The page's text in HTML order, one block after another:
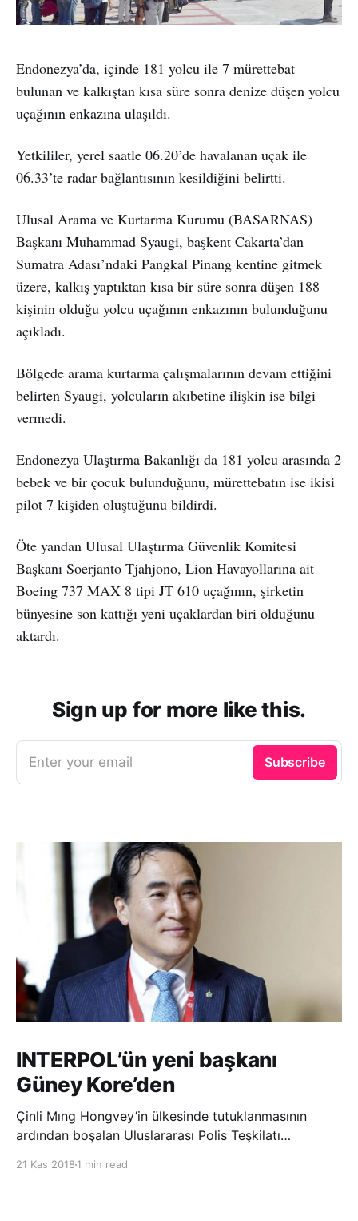
Endonezya’da, içinde 181 yolcu ile 7 mürettebat
bulunan ve kalkıştan kısa süre sonra denize düşen yolcu
uçağının enkazına ulaşıldı.
Yetkililer, yerel saatle 06.20’de havalanan uçak ile
06.33’te radar bağlantısının kesildiğini belirtti.
Ulusal Arama ve Kurtarma Kurumu (BASARNAS)
Başkanı Muhammad Syaugi, başkent Cakarta’dan
Sumatra Adası’ndaki Pangkal Pinang kentine gitmek
üzere, kalkış yaptıktan kısa bir süre sonra düşen 188
kişinin olduğu yolcu uçağının enkazının bulunduğunu
açıkladı.
Bölgede arama kurtarma çalışmalarının devam ettiğini
belirten Syaugi, yolcuların akıbetine ilişkin ise bilgi
vermedi.
Endonezya Ulaştırma Bakanlığı da 181 yolcu arasında 2
bebek ve bir çocuk bulunduğunu, mürettebatın ise ikisi
pilot 7 kişiden oluştuğunu bildirdi.
Öte yandan Ulusal Ulaştırma Güvenlik Komitesi
Başkanı Soerjanto Tjahjono, Lion Havayollarına ait
Boeing 737 MAX 8 tipi JT 610 uçağının, şirketin
bünyesine son kattığı yeni uçaklardan biri olduğunu
aktardı.
Sign up for more like this.
Enter your email Subscribe
INTERPOL’ün yeni başkanı
Güney Kore’den
Çinli Mıng Hongvey’in ülkesinde tutuklanmasının
ardından boşalan Uluslararası Polis Teşkilatı
21 Kas 2018 1 min read